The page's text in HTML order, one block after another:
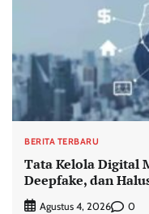
BERITA TERBARU
Tata Kelola Digital
Deepfake, dan
Agustus 4, 2026 0